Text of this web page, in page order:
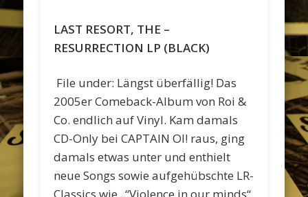
LAST RESORT, THE –
RESURRECTION LP (BLACK)
File under: Längst überfällig! Das
2005er Comeback-Album von Roi &
Co. endlich auf Vinyl. Kam damals
CD-Only bei CAPTAIN OI! raus, ging
damals etwas unter und enthielt
neue Songs sowie aufgehübschte LR-
Classics wie „“Violence in our minds“